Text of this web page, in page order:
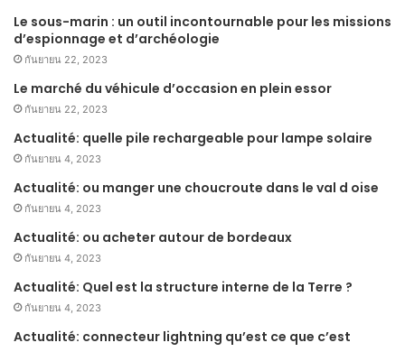
Le sous-marin : un outil incontournable pour les missions
d’espionnage et d’archéologie
กันยายน 22, 2023
Le marché du véhicule d’occasion en plein essor
กันยายน 22, 2023
Actualité: quelle pile rechargeable pour lampe solaire
กันยายน 4, 2023
Actualité: ou manger une choucroute dans le val d oise
กันยายน 4, 2023
Actualité: ou acheter autour de bordeaux
กันยายน 4, 2023
Actualité: Quel est la structure interne de la Terre ?
กันยายน 4, 2023
Actualité: connecteur lightning qu’est ce que c’est